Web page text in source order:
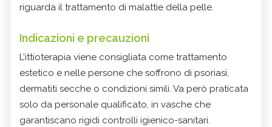
riguarda il trattamento di malattie della pelle.
Indicazioni e precauzioni
L’ittioterapia viene consigliata come trattamento
estetico e nelle persone che soffrono di psoriasi,
dermatiti secche o condizioni simili. Va però praticata
solo da personale qualificato, in vasche che
garantiscano rigidi controlli igienico-sanitari.